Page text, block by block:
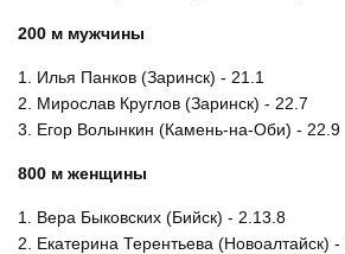
200 м мужчины
1. Илья Панков (Заринск) - 21.1
2. Мирослав Круглов (Заринск) - 22.7
3. Егор Волынкин (Камень-на-Оби) - 22.9
800 м женщины
1. Вера Быковских (Бийск) - 2.13.8
2. Екатерина Терентьева (Новоалтайск)